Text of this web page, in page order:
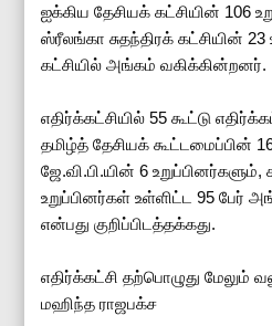
ஐக்கிய தேசியக் கட்சியின் 106
ஸ்ரீலங்கா சுதந்திரக் கட்சியின்
கட்சியில் அங்கம் வகிக்கின்றனர்.
எதிர்க்கட்சியில் 55 கூட்டு
தமிழ்த் தேசியக் கூட்டமைப்பின்
ஜே.வி.பி.யின் 6 உறுப்பினர்களும்,
உறுப்பினர்கள் உள்ளிட்ட 95 பேர்
என்பது குறிப்பிடத்தக்கது.
எதிர்க்கட்சி தற்பொழுது மேலும்
மஹிந்த ராஜபக்ச